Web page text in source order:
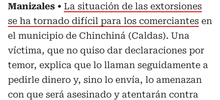
Manizales
La situación de las extorsiones
se ha tornado difícil para los comerciantes en
el municipio de Chinchiná (Caldas). Una
víctima, que no quiso dar declaraciones por
temor, explica que lo llaman seguidamente a
pedirle dinero y, sino lo envía, lo amenazan
con que será asesinado y atentarán contra